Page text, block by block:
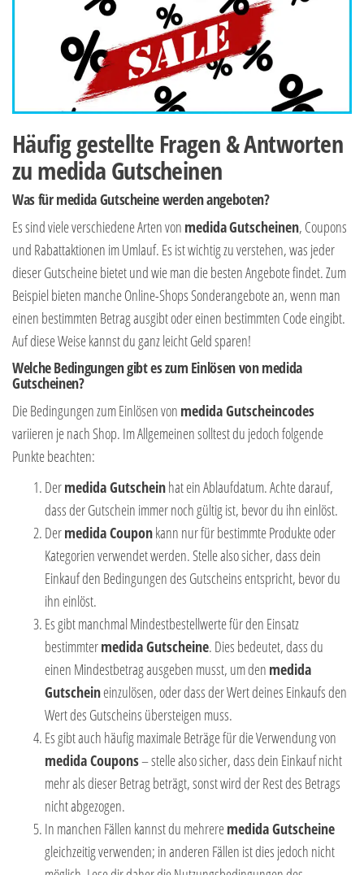
Häufig gestellte Fragen & Antworten
zumedidaGutscheinen
Was fürmedidaGutscheine werden angeboten?
Es sind viele verschiedene Arten von medidaGutscheinen, Coupons
und Rabattaktionen im Umlauf. Es ist wichtig zu verstehen, was jeder
dieser Gutscheine bietet und wie man die besten Angebote findet. Zum
Beispiel bieten manche Online-Shops Sonderangebote an, wenn man
einen bestimmten Betrag ausgibt oder einen bestimmten Code eingibt.
Auf diese Weise kannst du ganz leicht Geld sparen!
Welche Bedingungen gibt es zum Einlösen vonmedida
Gutscheinen?
Die Bedingungen zum Einlösen von medida Gutscheincodes
variieren je nach Shop. Im Allgemeinen solltest du jedoch folgende
Punkte beachten:
Dermedida Gutscheinhat ein Ablaufdatum. Achte darauf,
dass der Gutschein immer noch gültig ist, bevor du ihn einlöst.
DermedidaCouponkann nur für bestimmte Produkte oder
Kategorien verwendet werden. Stelle also sicher, dass dein
Einkauf den Bedingungen des Gutscheins entspricht, bevor du
ihn einlöst.
Es gibt manchmal Mindestbestellwerte für den Einsatz
bestimmtermedidaGutscheine. Dies bedeutet, dass du
einen Mindestbetrag ausgeben musst, um den medida
Gutscheineinzulösen, oder dass der Wert deines Einkaufs den
Wert des Gutscheins übersteigen muss.
Es gibt auch häufig maximale Beträge für die Verwendung von
medidaCoupons– stelle also sicher, dass dein Einkauf nicht
mehr als dieser Betrag beträgt, sonst wird der Rest des Betrags
nicht abgezogen.
In manchen Fällen kannst du mehreremedidaGutscheine
gleichzeitig verwenden; in anderen Fällen ist dies jedoch nicht